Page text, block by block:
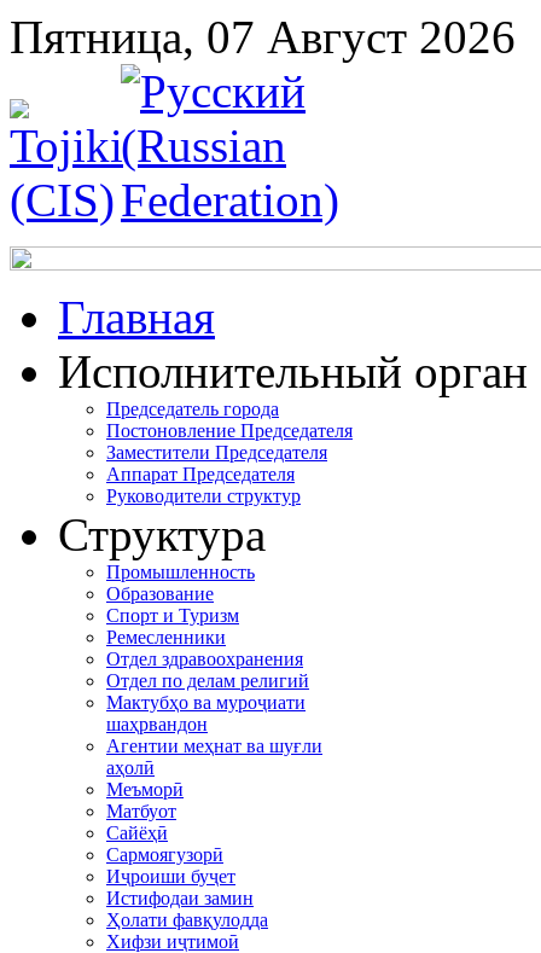
Пятница, 07 Август 2026
Главная
Исполнительный орган
Председатель города
Постоновление Председателя
Заместители Председателя
Аппарат Председателя
Руководители структур
Структура
Промышленность
Образование
Спорт и Туризм
Ремесленники
Отдел здравоохранения
Отдел по делам религий
Мактубҳо ва муроҷиати
шаҳрвандон
Агентии меҳнат ва шуғли
аҳолӣ
Меъморӣ
Матбуот
Сайёҳӣ
Сармоягузорӣ
Иҷроиши буҷет
Истифодаи замин
Ҳолати фавқулодда
Хифзи иҷтимоӣ